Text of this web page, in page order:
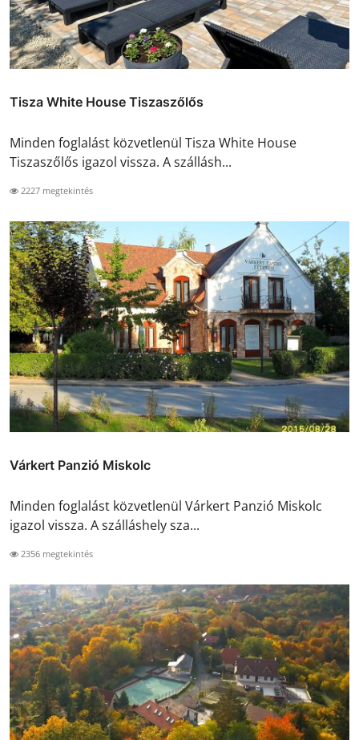
Tisza White House Tiszaszőlős
Minden foglalást közvetlenül Tisza White House
Tiszaszőlős igazol vissza. A szállásh...
2227 megtekintés
Várkert Panzió Miskolc
Minden foglalást közvetlenül Várkert Panzió Miskolc
igazol vissza. A szálláshely sza...
2356 megtekintés